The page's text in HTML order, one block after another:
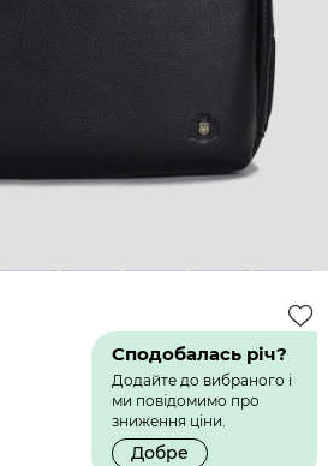
4 5 6 7 8
Сподобалась річ?
Додайте до вибраного і
ми повідомимо про
зниження ціни.
Добре